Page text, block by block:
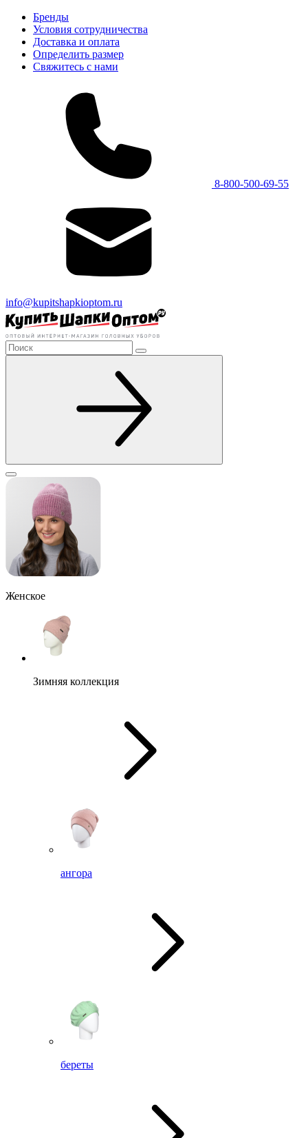
Бренды
Условия сотрудничества
Доставка и оплата
Определить размер
Свяжитесь с нами
8-800-500-69-55
info@kupitshapkioptom.ru
Женское
Зимняя коллекция
ангора
береты